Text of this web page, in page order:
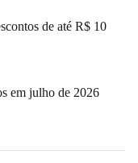
de até R$ 10
em julho de 2026